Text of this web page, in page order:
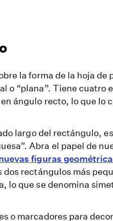
la forma de la hoja de
o “plana”. Tiene cuatro
ángulo recto, lo que lo
largo del rectángulo,
Abra el papel de
figuras
dos rectángulos más
lo que se denomina
o marcadores para